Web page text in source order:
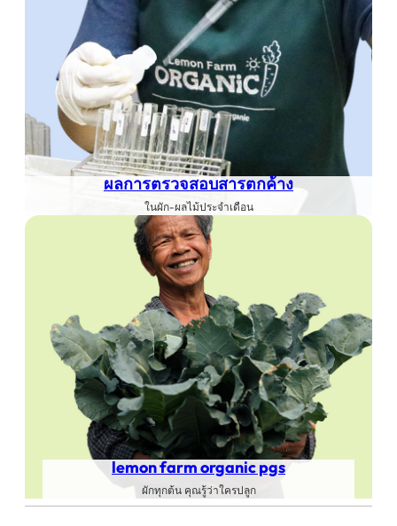
ผลการตรวจสอบสารตกค้าง
ในผัก-ผลไม้ประจำเดือน
lemon farm organic pgs
ผักทุกต้น คุณรู้ว่าใครปลูก